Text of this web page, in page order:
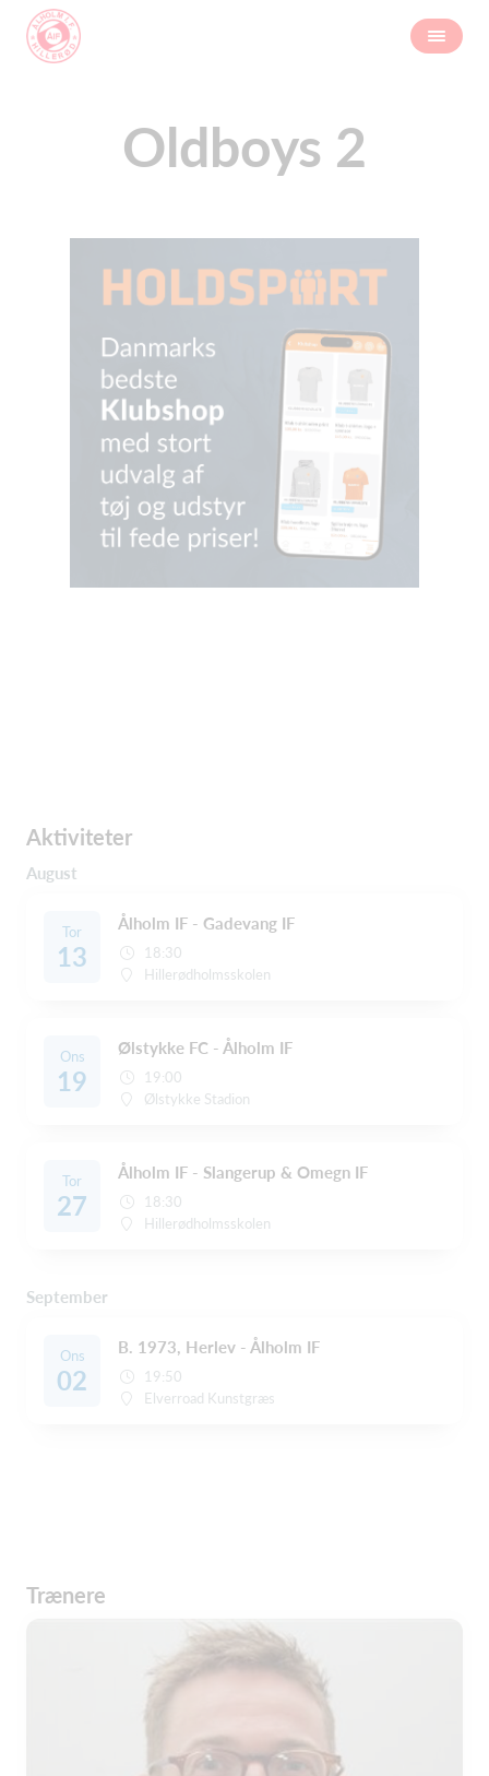
Oldboys 2
Aktiviteter
August
Tor
13
Ålholm IF - Gadevang IF
18:30
Hillerødholmsskolen
Ons
19
Ølstykke FC - Ålholm IF
19:00
Ølstykke Stadion
Tor
27
Ålholm IF - Slangerup & Omegn IF
18:30
Hillerødholmsskolen
September
Ons
02
B. 1973, Herlev - Ålholm IF
19:50
Elverroad Kunstgræs
Trænere